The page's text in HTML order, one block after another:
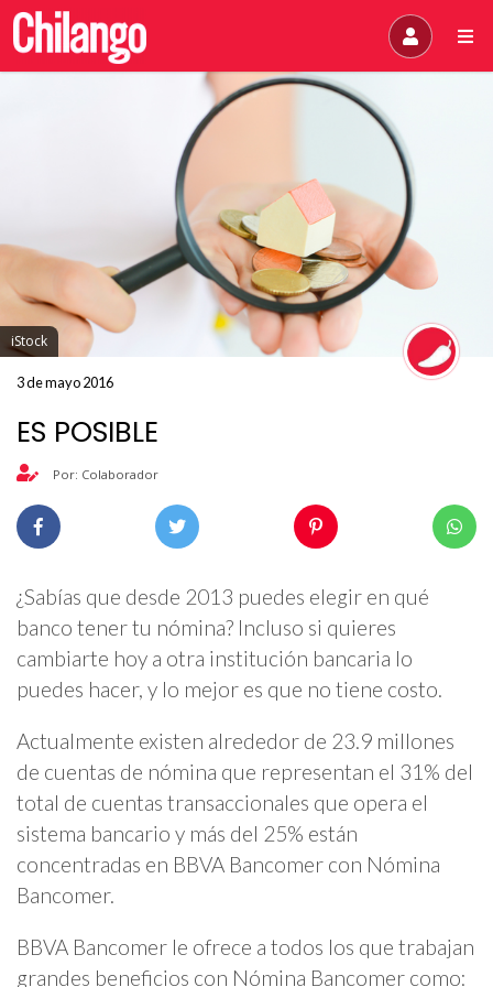
iStock
3 de mayo 2016
ES POSIBLE
Por: Colaborador
¿Sabías que desde 2013 puedes elegir en qué
banco tener tu nómina? Incluso si quieres
cambiarte hoy a otra institución bancaria lo
puedes hacer, y lo mejor es que no tiene costo.
Actualmente existen alrededor de 23.9 millones
de cuentas de nómina que representan el 31% del
total de cuentas transaccionales que opera el
sistema bancario y más del 25% están
concentradas en BBVA Bancomer con Nómina
Bancomer.
BBVA Bancomer le ofrece a todos los que trabajan
grandes beneficios con Nómina Bancomer como: